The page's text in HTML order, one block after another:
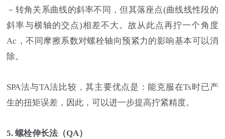
－转角关系曲线的斜率不同，但其落座点(曲线线性段的
斜率与横轴的交点)相差不大。故从此点再拧一个角度
Ac，不同摩擦系数对螺栓轴向预紧力的影响基本可以消
除。
SPA法与TA法比较，其主要优点是：能克服在Ts时已产
生的扭矩误差，因此，可以进一步提高拧紧精度。
5. 螺栓伸长法（QA）